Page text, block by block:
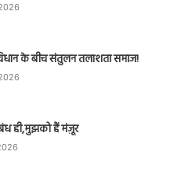
के बीच संतुलन तलाशता समाज!
ही,मुझको हैं मंज़ूर